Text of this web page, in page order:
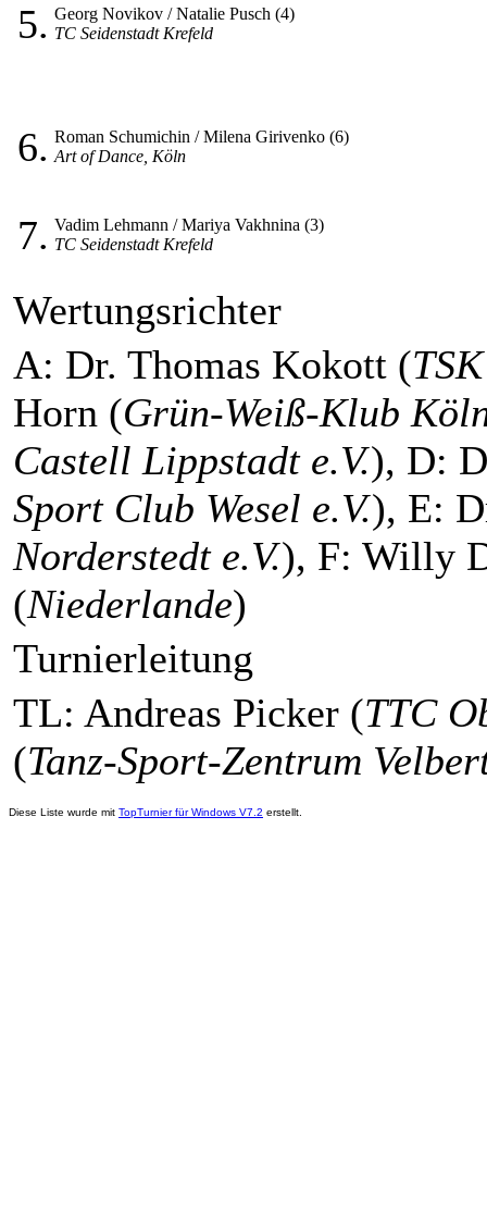
5. Georg Novikov / Natalie Pusch (4)
TC Seidenstadt Krefeld
6. Roman Schumichin / Milena Girivenko (6)
Art of Dance, Köln
7. Vadim Lehmann / Mariya Vakhnina (3)
TC Seidenstadt Krefeld
Wertungsrichter
A: Dr. Thomas Kokott (
Horn (Grün-Weiß-Klub
Castell Lippstadt e.V.), D:
Sport Club Wesel e.V.), E:
Norderstedt e.V.), F: Willy
(Niederlande)
Turnierleitung
TL: Andreas Picker (TTC
(Tanz-Sport-Zentrum
Diese Liste wurde mit TopTurnier für Windows V7.2 erstellt.